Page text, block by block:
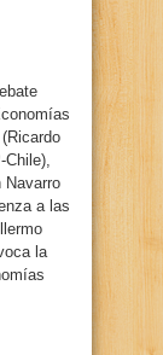
Chile),
Navarro
a las
la